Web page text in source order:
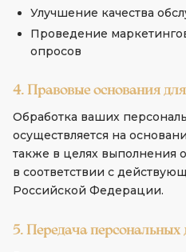
Улучшение качества
Проведение
опросов
4. Правовые основания
Обработка ваших
осуществляется на
также в целях выполнения
в соответствии с
Российской Федерации.
5. Передача